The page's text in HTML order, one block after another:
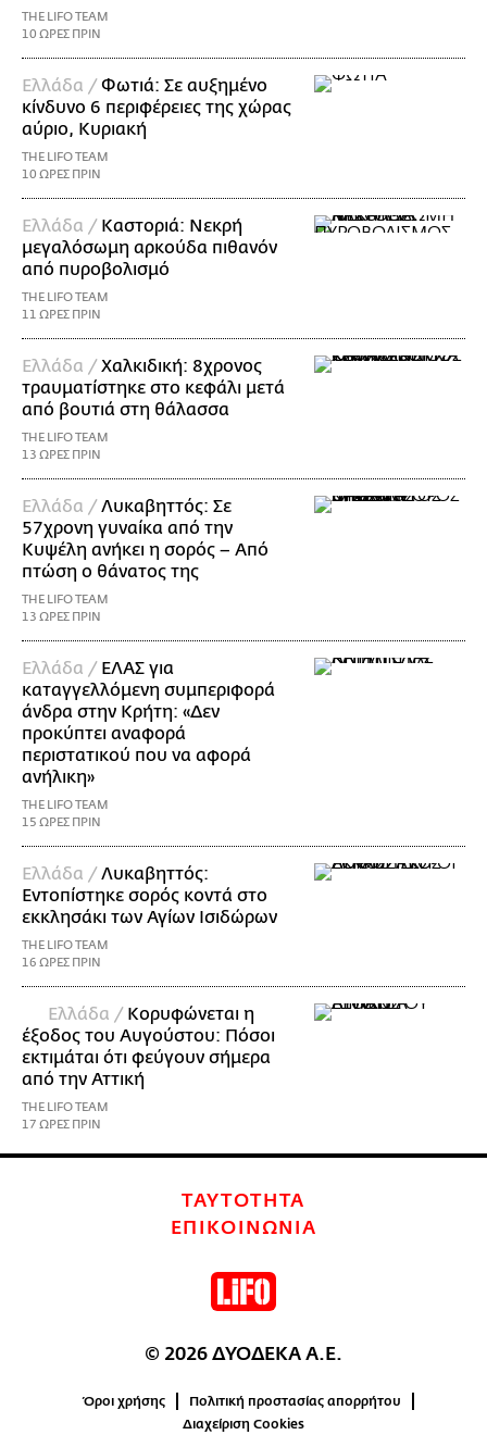
THE LIFO TEAM
10 ΩΡΕΣ ΠΡΙΝ
Ελλάδα /Φωτιά: Σε αυξημένο
κίνδυνο 6 περιφέρειες της χώρας
αύριο, Κυριακή
THE LIFO TEAM
10 ΩΡΕΣ ΠΡΙΝ
Ελλάδα / Καστοριά: Νεκρή
μεγαλόσωμη αρκούδα πιθανόν
από πυροβολισμό
THE LIFO TEAM
11 ΩΡΕΣ ΠΡΙΝ
Ελλάδα /Χαλκιδική: 8χρονος
τραυματίστηκε στο κεφάλι μετά
από βουτιά στη θάλασσα
THE LIFO TEAM
13 ΩΡΕΣ ΠΡΙΝ
Ελλάδα /Λυκαβηττός: Σε
57χρονη γυναίκα από την
Κυψέλη ανήκει η σορός – Από
πτώση ο θάνατος της
THE LIFO TEAM
13 ΩΡΕΣ ΠΡΙΝ
Ελλάδα / ΕΛΑΣ για
καταγγελλόμενη συμπεριφορά
άνδρα στην Κρήτη: «Δεν
προκύπτει αναφορά
περιστατικού που να αφορά
ανήλικη»
THE LIFO TEAM
15 ΩΡΕΣ ΠΡΙΝ
Ελλάδα /Λυκαβηττός:
Εντοπίστηκε σορός κοντά στο
εκκλησάκι των Αγίων Ισιδώρων
THE LIFO TEAM
16 ΩΡΕΣ ΠΡΙΝ
Ελλάδα / Κορυφώνεται η
έξοδος του Αυγούστου: Πόσοι
εκτιμάται ότι φεύγουν σήμερα
από την Αττική
THE LIFO TEAM
17 ΩΡΕΣ ΠΡΙΝ
ΤΑΥΤΟΤΗΤΑ
ΕΠΙΚΟΙΝΩΝΙΑ
© 2026 ΔΥΟΔΕΚΑ Α.Ε.
Όροι χρήσης
Πολιτική προστασίας απορρήτου
Διαχείριση Cookies